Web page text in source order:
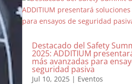
Destacado del Safety
2025: ADDITIUM
más avanzadas para
seguridad pasiva
Jul 10, 2025| Eventos